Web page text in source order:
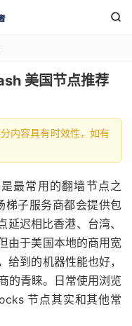

美国节点推荐
内容具有时效性，如有
最常用的翻墙节点之
梯子服务商都会提供包
迟相比香港、台湾、
由于美国本地的商用宽
到的机器性能也好，
的青睐。日常使用浏览
节点其实和其他常